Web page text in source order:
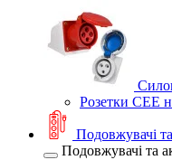
Розетки CEE
Подовжувачі
Подовжувачі та